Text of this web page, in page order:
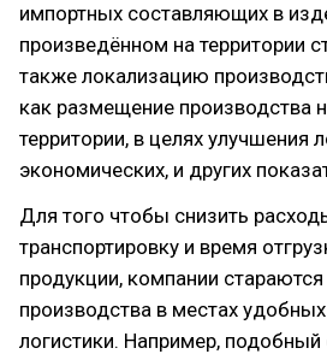
импортных составляющих в
произведённом на территории
также локализацию
как размещение производства
территории, в целях улучшения
экономических, и других
Для того чтобы снизить
транспортировку и время
продукции, компании
производства в местах
логистики. Например, подобный